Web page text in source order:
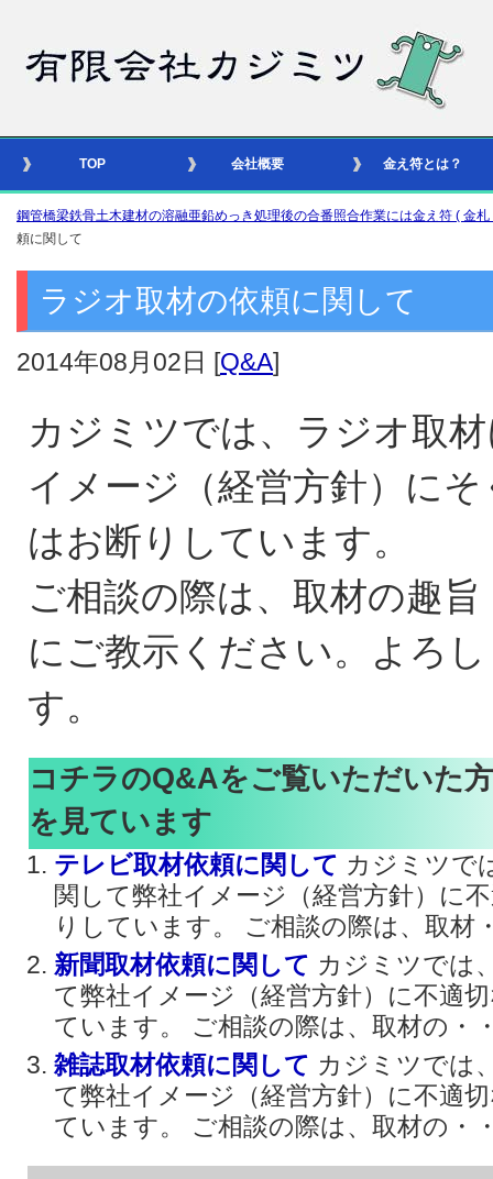
TOP 会社概要 金え符とは？
鋼管橋梁鉄骨土木建材の溶融亜鉛めっき処理後の合番照合作業には金え符 ( 金
頼に関して
ラジオ取材の依頼に関して
2014年08月02日 [Q&A]
カジミツでは、ラジオ取
イメージ（経営方針）に
はお断りしています。
ご相談の際は、取材の趣
にご教示ください。よろ
す。
コチラのQ&Aをご覧いただいた
を見ています
テレビ取材依頼に関して カジミツで
関して弊社イメージ（経営方針）に
りしています。 ご相談の際は、取材
新聞取材依頼に関して カジミツでは
て弊社イメージ（経営方針）に不適
ています。 ご相談の際は、取材の・
雑誌取材依頼に関して カジミツでは
て弊社イメージ（経営方針）に不適
ています。 ご相談の際は、取材の・